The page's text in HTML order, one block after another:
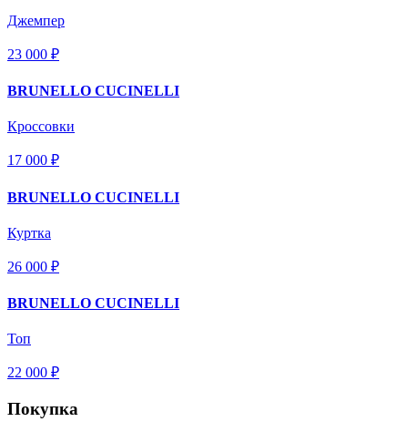
Джемпер
23 000 ₽
BRUNELLO CUCINELLI
Кроссовки
17 000 ₽
BRUNELLO CUCINELLI
Куртка
26 000 ₽
BRUNELLO CUCINELLI
Топ
22 000 ₽
Покупка